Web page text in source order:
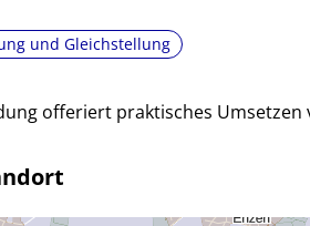
und Gleichstellung
offeriert praktisches